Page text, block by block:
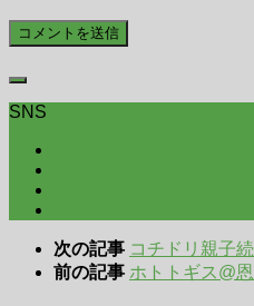
SNS
次の記事 コチドリ親子
前の記事 ホトトギス@恩